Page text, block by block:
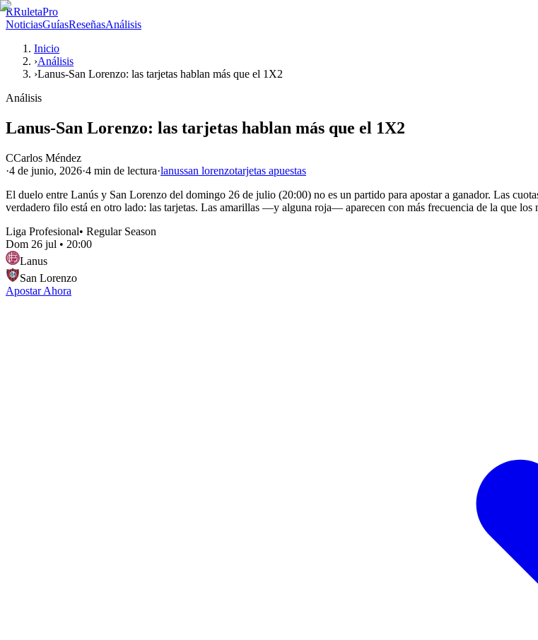
RRuletaPro
NoticiasGuíasReseñasAnálisis
Inicio
›Análisis
›Lanus-San Lorenzo: las tarjetas hablan más que el 1X2
Análisis
Lanus-San Lorenzo: las tarjetas hablan más que el 1X2
CCarlos Méndez
·4 de junio, 2026·4 min de lectura·lanussan lorenzotarjetas apuestas
El duelo entre Lanús y San Lorenzo del domingo 26 de julio (20:00) no es un partido para apostar a ganador. Las
verdadero filo está en otro lado: las tarjetas. Las amarillas —y alguna roja— aparecen con más frecuencia de la que
Liga Profesional• Regular Season
Dom 26 jul • 20:00
Lanus
San Lorenzo
Apostar Ahora